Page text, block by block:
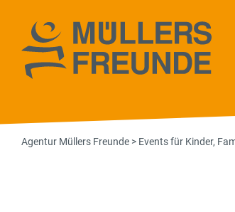
Agentur Müllers Freunde > Events für Kinder,